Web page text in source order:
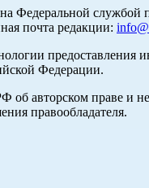
службой
почта редакции:
предоставления
Федерации.
об авторском праве
правообладателя.